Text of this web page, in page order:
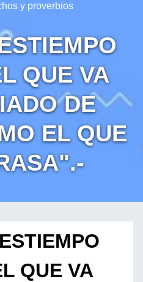
y proverbios
QUE VA
DE
EL QUE
QUE VA